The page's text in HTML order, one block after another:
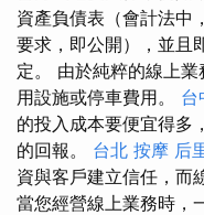
資產負債表（會計法中
要求，即公開），並且
定。 由於純粹的線上
用設施或停車費用。 台
的投入成本要便宜得多
的回報。 台北 按摩 后
資與客戶建立信任，而
當您經營線上業務時，